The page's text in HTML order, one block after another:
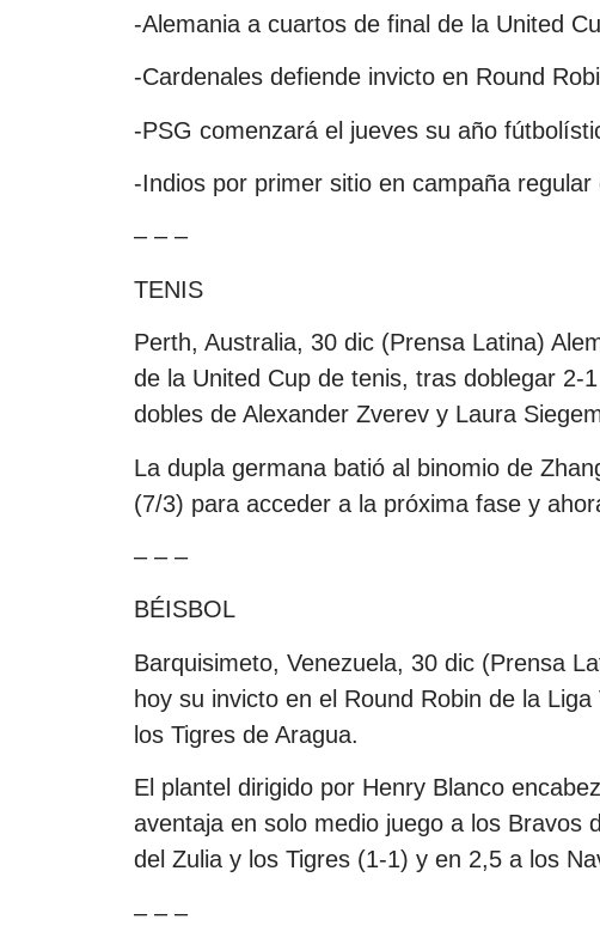
-Alemania a cuartos de final de la United
-Cardenales defiende invicto en Round
-PSG comenzará el jueves su año
-Indios por primer sitio en campaña
– – –
TENIS
Perth, Australia, 30 dic (Prensa Latina)
de la United Cup de tenis, tras doblegar 2-
dobles de Alexander Zverev y Laura
La dupla germana batió al binomio de
(7/3) para acceder a la próxima fase y
– – –
BÉISBOL
Barquisimeto, Venezuela, 30 dic (Prensa
hoy su invicto en el Round Robin de la
los Tigres de Aragua.
El plantel dirigido por Henry Blanco
aventaja en solo medio juego a los Bravos
del Zulia y los Tigres (1-1) y en 2,5 a los
– – –